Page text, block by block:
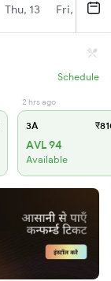
Thu, 13 Fri, 14
Schedule
2 hrs ago
3A
AVL 94
Available